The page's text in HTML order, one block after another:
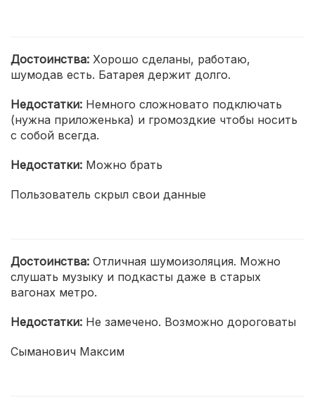
Достоинства: Хорошо сделаны, работаю,
шумодав есть. Батарея держит долго.
Недостатки: Немного сложновато подключать
(нужна приложенька) и громоздкие чтобы носить
с собой всегда.
Недостатки: Можно брать
Пользователь скрыл свои данные
Достоинства: Отличная шумоизоляция. Можно
слушать музыку и подкасты даже в старых
вагонах метро.
Недостатки: Не замечено. Возможно дороговаты
Сыманович Максим